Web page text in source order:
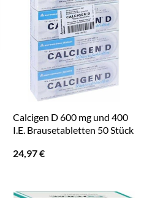
Calcigen D 600 mg und 400
I.E. Brausetabletten 50 Stück
24,97€